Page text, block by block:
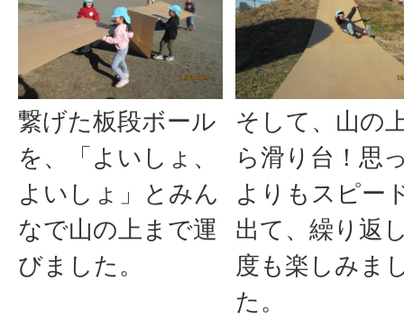
繋げた板段ボール
を、「よいしょ、
よいしょ」とみん
なで山の上まで運
びました。
そして、山の
ら滑り台！思
よりもスピー
出て、繰り返
度も楽しみま
た。